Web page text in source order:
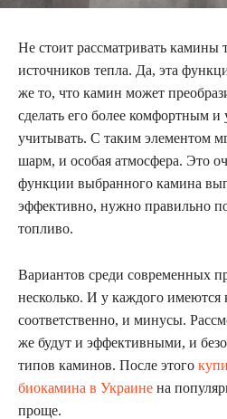
Не стоит рассматривать камины
источников тепла. Да, эта
же то, что камин может
сделать его более комфортным
учитывать. С таким элементом
шарм, и особая атмосфера. Это
функции выбранного камина
эффективно, нужно правильно
топливо.
Вариантов среди современных
несколько. И у каждого имеются
соответственно, и минусы.
же будут и эффективными, и
типов каминов. После этого
биокамина в Украине на
проще.